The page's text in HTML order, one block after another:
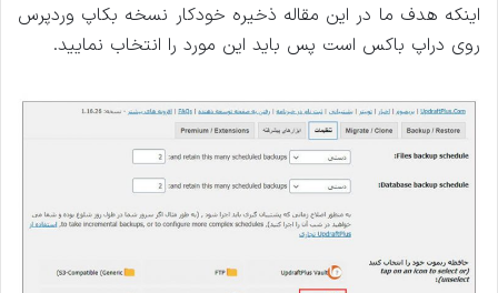
اینکه هدف ما در این مقاله ذخیره خودکار نسخه بکاپ وردپرس
روی دراپ باکس است پس باید این مورد را انتخاب نمایید.